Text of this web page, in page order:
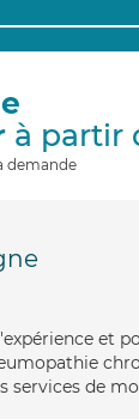
à partir
demande
et
services de